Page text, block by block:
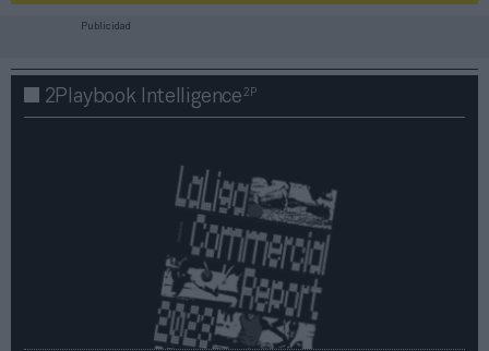
Publicidad
2Playbook Intelligence2P